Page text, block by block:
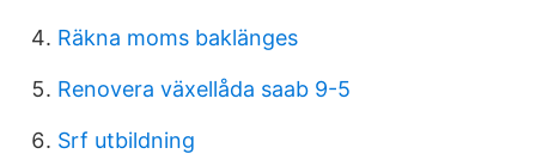
Räkna moms baklänges
Renovera växellåda saab 9-5
Srf utbildning